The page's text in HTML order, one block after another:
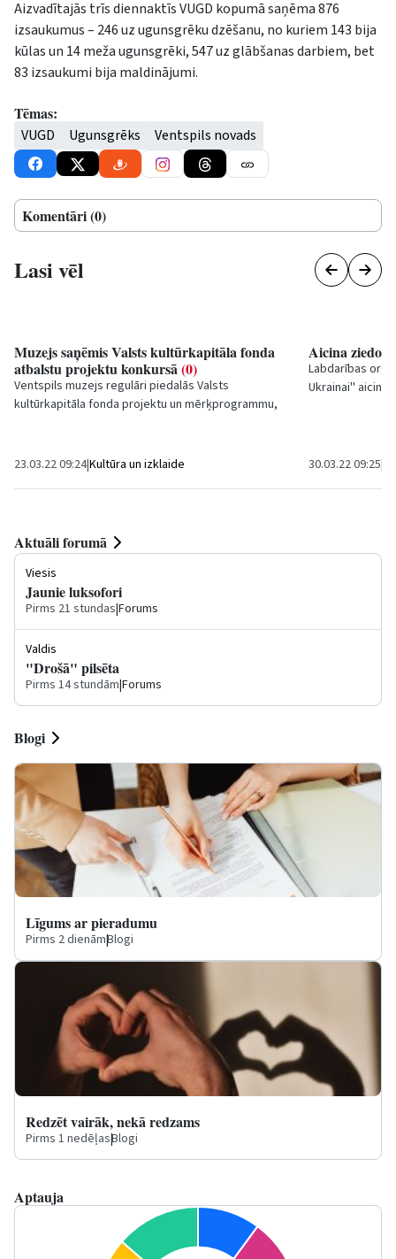
Aizvadītajās trīs diennaktīs VUGD kopumā saņēma 876
izsaukumus – 246 uz ugunsgrēku dzēšanu, no kuriem 143 bija
kūlas un 14 meža ugunsgrēki, 547 uz glābšanas darbiem, bet
83 izsaukumi bija maldinājumi.
Tēmas:
VUGD Ugunsgrēks Ventspils novads
Komentāri (0)
Lasi vēl
Muzejs saņēmis Valsts kultūrkapitāla fonda
atbalstu projektu konkursā(0)
Ventspils muzejs regulāri piedalās Valsts
kultūrkapitāla fonda projektu un mērķprogrammu,
23.03.22 09:24|Kultūra un izklaide
Aicina ziedot
Labdarības
Ukrainai''
30.03.22 09:25|
Aktuāli forumā
Viesis
Jaunie luksofori
Pirms 21 stundas|Forums
Valdis
"Drošā" pilsēta
Pirms 14 stundām|Forums
Blogi
Līgums ar pieradumu
Pirms 2 dienām|Blogi
Redzēt vairāk, nekā redzams
Pirms 1 nedēļas|Blogi
Aptauja